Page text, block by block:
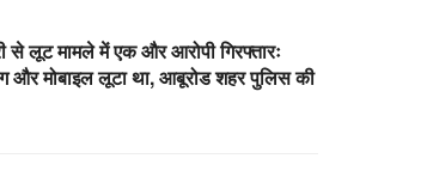
से लूट मामले में एक और आरोपी गिरफ्तारः
और मोबाइल लूटा था, आबूरोड शहर पुलिस की